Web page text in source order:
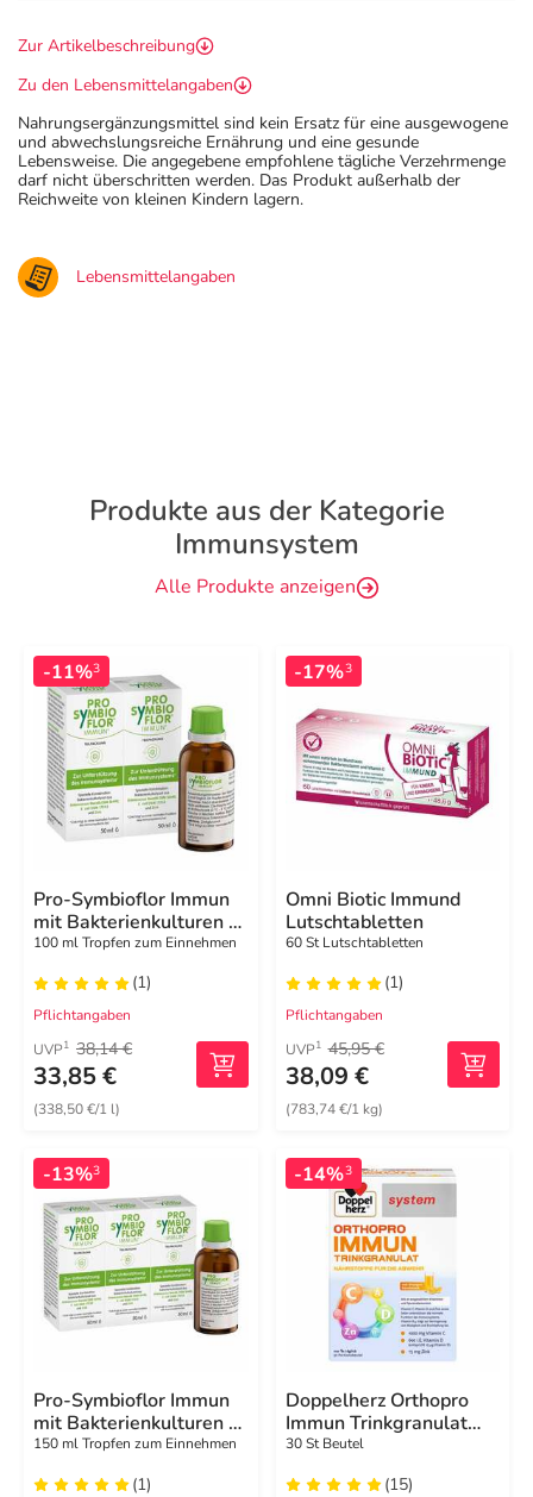
Zur Artikelbeschreibung
Zu den Lebensmittelangaben
Nahrungsergänzungsmittel sind kein Ersatz für eine ausgewogene
und abwechslungsreiche Ernährung und eine gesunde
Lebensweise. Die angegebene empfohlene tägliche Verzehrmenge
darf nicht überschritten werden. Das Produkt außerhalb der
Reichweite von kleinen Kindern lagern.
Lebensmittelangaben
Produkte aus der Kategorie
Immunsystem
Alle Produkte anzeigen
-11%3
Pro-Symbioflor Immun
mit Bakterienkulturen &
Zink
100 ml Tropfen zum Einnehmen
(1)
Pflichtangaben
UVP1 38,14 €
33,85 €
(338,50 €/1 l)
-17%3
Omni Biotic Immund
Lutschtabletten
60 St Lutschtabletten
(1)
Pflichtangaben
UVP1 45,95 €
38,09 €
(783,74 €/1 kg)
-13%3
Pro-Symbioflor Immun
mit Bakterienkulturen &
Zink
150 ml Tropfen zum Einnehmen
(1)
-14%3
Doppelherz Orthopro
Immun Trinkgranulat
system
30 St Beutel
(15)